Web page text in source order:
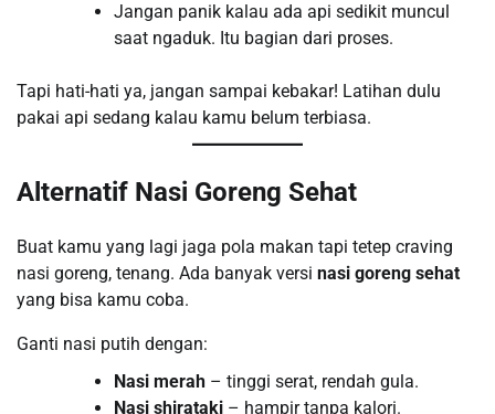
Jangan panik kalau ada api sedikit muncul
saat ngaduk. Itu bagian dari proses.
Tapi hati-hati ya, jangan sampai kebakar! Latihan dulu
pakai api sedang kalau kamu belum terbiasa.
Alternatif Nasi Goreng Sehat
Buat kamu yang lagi jaga pola makan tapi tetep craving
nasi goreng, tenang. Ada banyak versi nasi goreng sehat
yang bisa kamu coba.
Ganti nasi putih dengan:
Nasi merah – tinggi serat, rendah gula.
Nasi shirataki – hampir tanpa kalori.